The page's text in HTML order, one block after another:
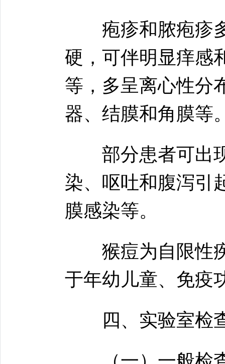
疱疹和脓疱疹多
硬，可伴明显痒感
等，多呈离心性分
器、结膜和角膜等
部分患者可出现
染、呕吐和腹泻引
膜感染等。
猴痘为自限性疾
于年幼儿童、免疫
四、实验室检